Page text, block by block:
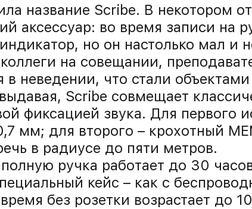
название Scribe. В некотором
аксессуар: во время записи на
но он настолько мал и
на совещании,
в неведении, что стали
Scribe совмещает
фиксацией звука. Для первого
мм; для второго – крохотный
в радиусе до пяти метров.
ручка работает до 30
кейс – как с
без розетки возрастает до